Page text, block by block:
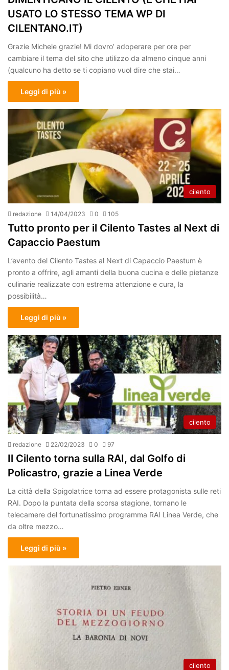
USATO LO STESSO TEMA WP DI
CILENTANO.IT)
Grazie Michele grazie! Mi dovro’ adoperare per ore per
cambiare il tema del sito che utilizzo da almeno cinque anni
(qualcuno ha detto se ti copiano vuol dire che stai…
Leggi di più »
cilento
redazione 14/04/2023 0 105
Tutto pronto per il Cilento Tastes al Next di
Capaccio Paestum
L’evento del Cilento Tastes al Next di Capaccio Paestum è
pronto a offrire, agli amanti della buona cucina e delle pietanze
culinarie realizzate con estrema attenzione e cura, la
possibilità…
Leggi di più »
cilento
redazione 22/02/2023 0 97
Il Cilento torna sulla RAI, dal Golfo di
Policastro, grazie a Linea Verde
La città della Spigolatrice torna ad essere protagonista sulle reti
RAI. Dopo la puntata della scorsa stagione, tornano le
telecamere del fortunatissimo programma RAI Linea Verde, che
da oltre mezzo…
Leggi di più »
cilento